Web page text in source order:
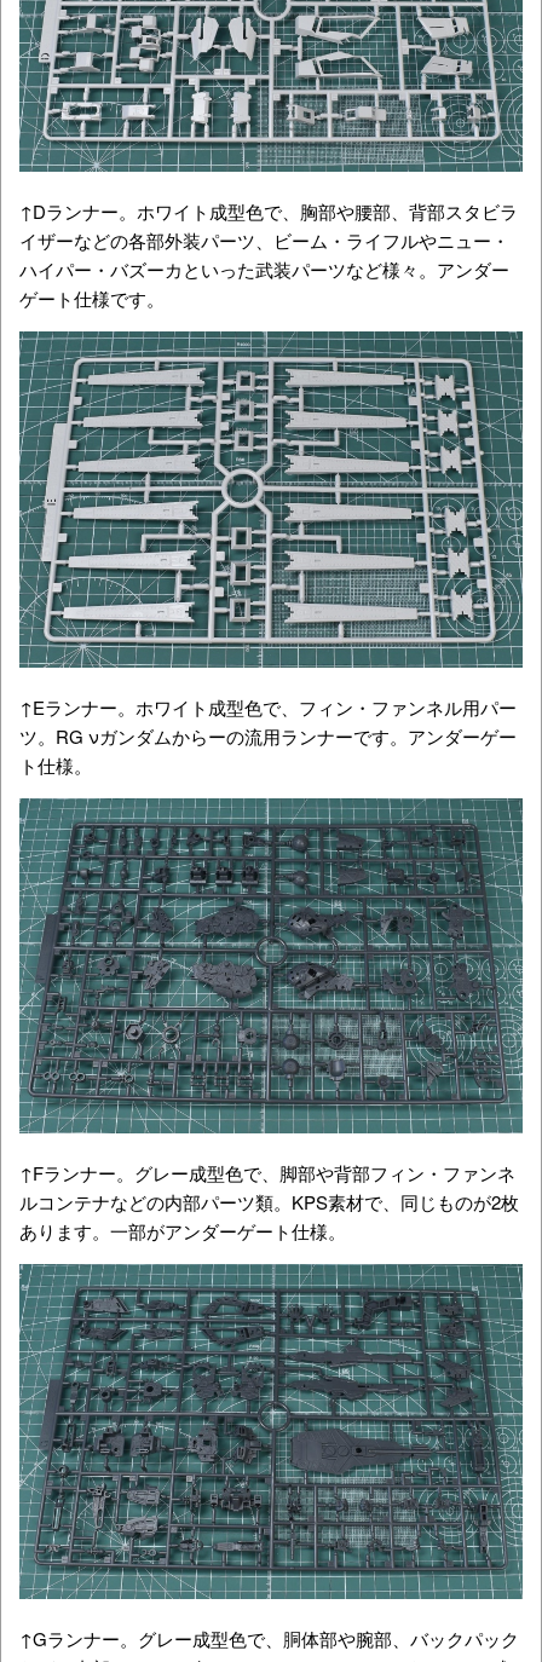
↑Dランナー。ホワイト成型色で、胸部や腰部、背部スタビラ
イザーなどの各部外装パーツ、ビーム・ライフルやニュー・
ハイパー・バズーカといった武装パーツなど様々。アンダー
ゲート仕様です。
↑Eランナー。ホワイト成型色で、フィン・ファンネル用パー
ツ。RG νガンダムからーの流用ランナーです。アンダーゲー
ト仕様。
↑Fランナー。グレー成型色で、脚部や背部フィン・ファンネ
ルコンテナなどの内部パーツ類。KPS素材で、同じものが2枚
あります。一部がアンダーゲート仕様。
↑Gランナー。グレー成型色で、胴体部や腕部、バックパック